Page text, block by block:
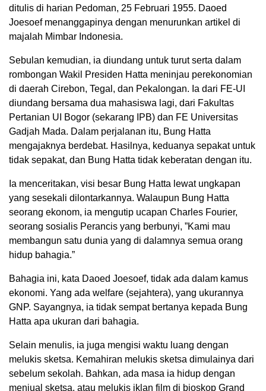
ditulis di harian Pedoman, 25 Februari 1955. Daoed
Joesoef menanggapinya dengan menurunkan artikel di
majalah Mimbar Indonesia.
Sebulan kemudian, ia diundang untuk turut serta dalam
rombongan Wakil Presiden Hatta meninjau perekonomian
di daerah Cirebon, Tegal, dan Pekalongan. Ia dari FE-UI
diundang bersama dua mahasiswa lagi, dari Fakultas
Pertanian UI Bogor (sekarang IPB) dan FE Universitas
Gadjah Mada. Dalam perjalanan itu, Bung Hatta
mengajaknya berdebat. Hasilnya, keduanya sepakat untuk
tidak sepakat, dan Bung Hatta tidak keberatan dengan itu.
Ia menceritakan, visi besar Bung Hatta lewat ungkapan
yang sesekali dilontarkannya. Walaupun Bung Hatta
seorang ekonom, ia mengutip ucapan Charles Fourier,
seorang sosialis Perancis yang berbunyi, ”Kami mau
membangun satu dunia yang di dalamnya semua orang
hidup bahagia.”
Bahagia ini, kata Daoed Joesoef, tidak ada dalam kamus
ekonomi. Yang ada welfare (sejahtera), yang ukurannya
GNP. Sayangnya, ia tidak sempat bertanya kepada Bung
Hatta apa ukuran dari bahagia.
Selain menulis, ia juga mengisi waktu luang dengan
melukis sketsa. Kemahiran melukis sketsa dimulainya dari
sebelum sekolah. Bahkan, ada masa ia hidup dengan
menjual sketsa, atau melukis iklan film di bioskop Grand